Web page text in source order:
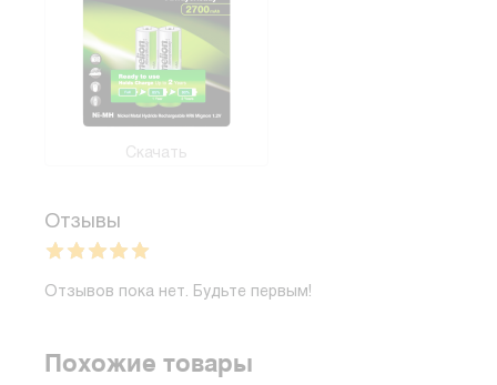
Скачать
Отзывы
Отзывов пока нет. Будьте первым!
Похожие товары